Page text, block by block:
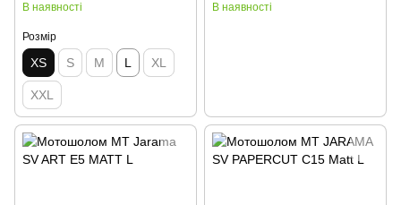
В наявності
Розмір
XS S M L XL
XXL
В наявності